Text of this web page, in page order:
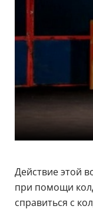
Действие этой
при помощи
справиться с